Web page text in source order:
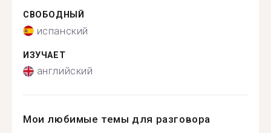
СВОБОДНЫЙ
испанский
ИЗУЧАЕТ
английский
Мои любимые темы для разговора